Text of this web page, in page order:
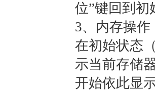
位”键回到初
3、内存操作
在初始状态
示当前存储
开始依此显